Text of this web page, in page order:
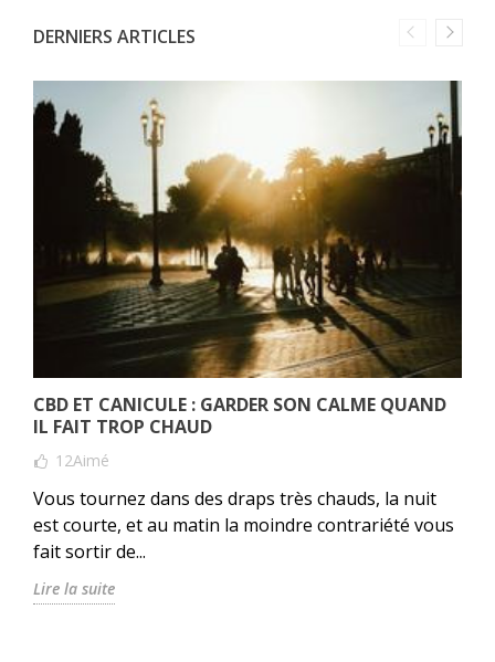
DERNIERS ARTICLES
CBD ET CANICULE : GARDER SON CALME QUAND
IL FAIT TROP CHAUD
12Aimé
Vous tournez dans des draps très chauds, la nuit
est courte, et au matin la moindre contrariété vous
fait sortir de...
Lire la suite